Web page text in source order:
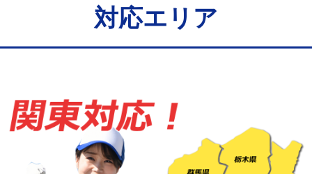
給水管工事※（保温材使用（バンド止
5,500円
給水管工事※（塩ビ管（VP・HI）使
用/3ｍまで)
給水管工事※（塩ビ管（VP・HI）使
用（追加）/3ｍ超え)
+8,800円
対応エリア